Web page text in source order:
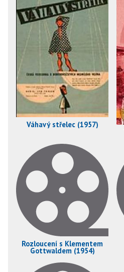
Váhavý střelec (1957)
Rozloucení s Klementem
Gottwaldem (1954)